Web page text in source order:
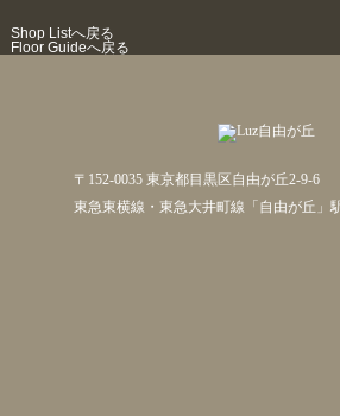
Shop Listへ戻る
Floor Guideへ戻る
〒152-0035 東京都目黒区自由が丘2-9-6
東急東横線・東急大井町線「自由が丘」